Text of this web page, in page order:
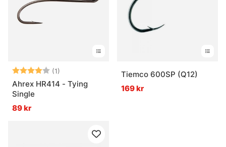
Betyg: (1)
4.0 utav 5 stjärnor
Ahrex HR414 - Tying
Single
89 kr
Tiemco 600SP (Q12)
169 kr